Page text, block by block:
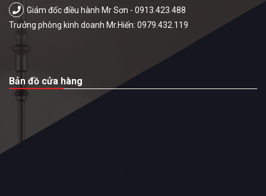
Giám đốc điều hành Mr Sơn - 0913.423.488
Trưởng phòng kinh doanh Mr.Hiến: 0979.432.119
Bản đồ cửa hàng